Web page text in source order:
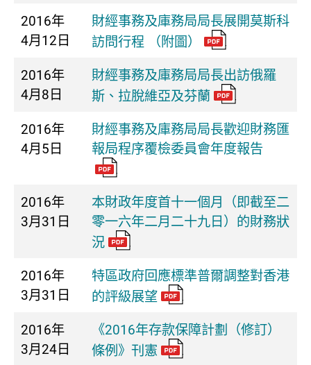
2016年
4月12日
財經事務及庫務局局長展開莫斯科
訪問行程 （附圖）
2016年
4月8日
財經事務及庫務局局長出訪俄羅
斯、拉脫維亞及芬蘭
2016年
4月5日
財經事務及庫務局局長歡迎財務匯
報局程序覆檢委員會年度報告
2016年
3月31日
本財政年度首十一個月（即截至二
零一六年二月二十九日）的財務狀
況
2016年
3月31日
特區政府回應標準普爾調整對香港
的評級展望
2016年
3月24日
《2016年存款保障計劃（修訂）
條例》刊憲